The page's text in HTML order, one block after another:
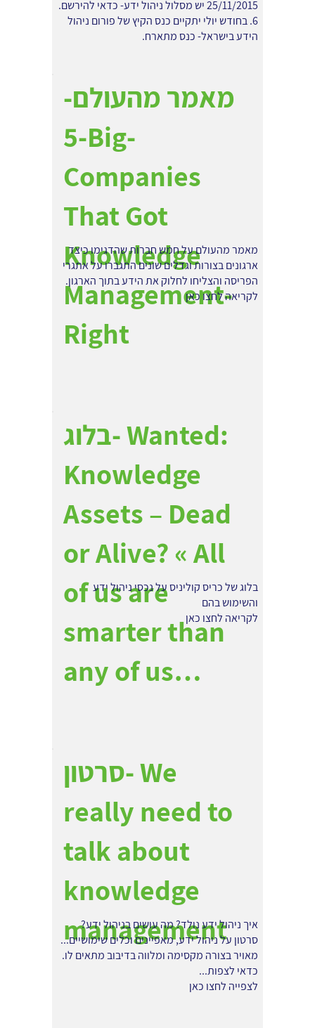
25/11/2015 יש מסלול ניהול ידע- כדאי להירשם.
6. בחודש יולי יתקיים כנס הקיץ של פורום ניהול
הידע בישראל- כנס מתארח.
מאמר מהעולם-
5-Big-
Companies
That Got
Knowledge
Management-
Right
מאמר מהעולם על חמש חברות שהדגימו כיצד
ארגונים בצורות וגדלים שונים התגברו על אתגרי
הפריסה והצליחו לחלוק את הידע בתוך הארגון.
לקריאהלחצו כאן
בלוג- Wanted:
Knowledge
Assets – Dead
or Alive? « All
of us are
smarter than
any of us…
בלוג של כריס קוליניס על נכסי ניהול ידע
והשימוש בהם
לקריאה לחצו כאן
סרטון- We
really need to
talk about
knowledge
management
איך ניהול ידע נולד? מה עושים בניהול ידע?
סרטון על ניהול ידע, מאפיינים וכלים שימושיים...
מאויר בצורה מקסימה ומלווה בדיבוב מתאים לו.
כדאי לצפות...
לצפייה לחצו כאן